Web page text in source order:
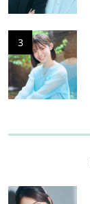
3